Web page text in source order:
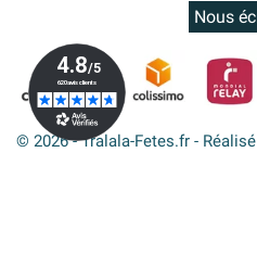
Nous
© 2026 - Tralala-Fetes.fr -